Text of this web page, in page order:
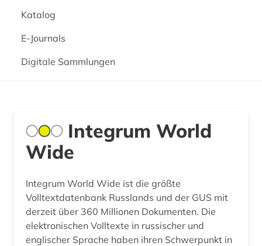
Katalog
E-Journals
Digitale Sammlungen
Integrum World
Wide
Integrum World Wide ist die größte
Volltextdatenbank Russlands und der GUS mit
derzeit über 360 Millionen Dokumenten. Die
elektronischen Volltexte in russischer und
englischer Sprache haben ihren Schwerpunkt in